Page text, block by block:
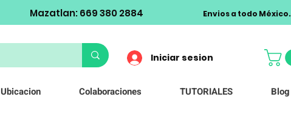
Mazatlan: 669 380 2884 Envios a todo México.
Iniciar sesion
Ubicacion Colaboraciones TUTORIALES Blog